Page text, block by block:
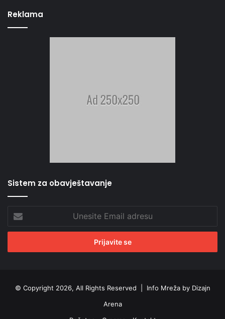
Reklama
Sistem za obavještavanje
Email
adresu
© Copyright 2026, All Rights Reserved | Info Mreža by Dizajn
Arena